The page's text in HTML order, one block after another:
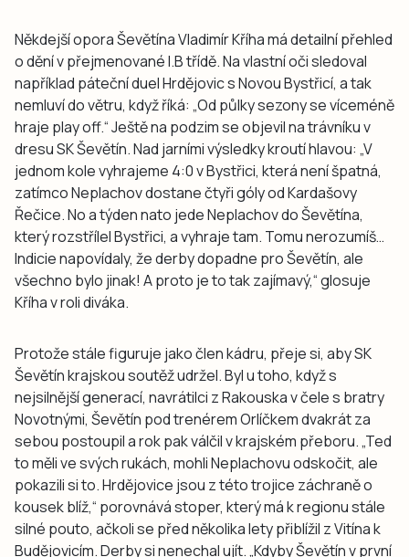
Někdejší opora Ševětína Vladimír Kříha má detailní přehled
o dění v přejmenované I.B třídě. Na vlastní oči sledoval
například páteční duel Hrdějovic s Novou Bystřicí, a tak
nemluví do větru, když říká: „Od půlky sezony se víceméně
hraje play off.“ Ještě na podzim se objevil na trávníku v
dresu SK Ševětín. Nad jarními výsledky kroutí hlavou: „V
jednom kole vyhrajeme 4:0 v Bystřici, která není špatná,
zatímco Neplachov dostane čtyři góly od Kardašovy
Řečice. No a týden nato jede Neplachov do Ševětína,
který rozstřílel Bystřici, a vyhraje tam. Tomu nerozumíš…
Indicie napovídaly, že derby dopadne pro Ševětín, ale
všechno bylo jinak! A proto je to tak zajímavý,“ glosuje
Kříha v roli diváka.
Protože stále figuruje jako člen kádru, přeje si, aby SK
Ševětín krajskou soutěž udržel. Byl u toho, když s
nejsilnější generací, navrátilci z Rakouska v čele s bratry
Novotnými, Ševětín pod trenérem Orlíčkem dvakrát za
sebou postoupil a rok pak válčil v krajském přeboru. „Ted
to měli ve svých rukách, mohli Neplachovu odskočit, ale
pokazili si to. Hrdějovice jsou z této trojice záchraně o
kousek blíž,“ porovnává stoper, který má k regionu stále
silné pouto, ačkoli se před několika lety přiblížil z Vitína k
Budějovicím. Derby si nenechal ujít. „Kdyby Ševětín v první